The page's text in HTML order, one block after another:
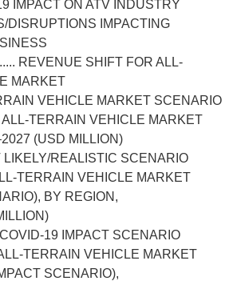
ON ATV INDUSTRY
IMPACTING
REVENUE SHIFT FOR ALL-
MARKET
VEHICLE MARKET SCENARIO
TERRAIN VEHICLE MARKET
(USD MILLION)
REALISTIC SCENARIO
TERRAIN VEHICLE MARKET
BY REGION,
19 IMPACT SCENARIO
TERRAIN VEHICLE MARKET
SCENARIO),